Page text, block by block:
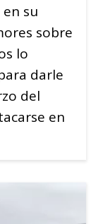
su
sobre
lo
darle
del
en